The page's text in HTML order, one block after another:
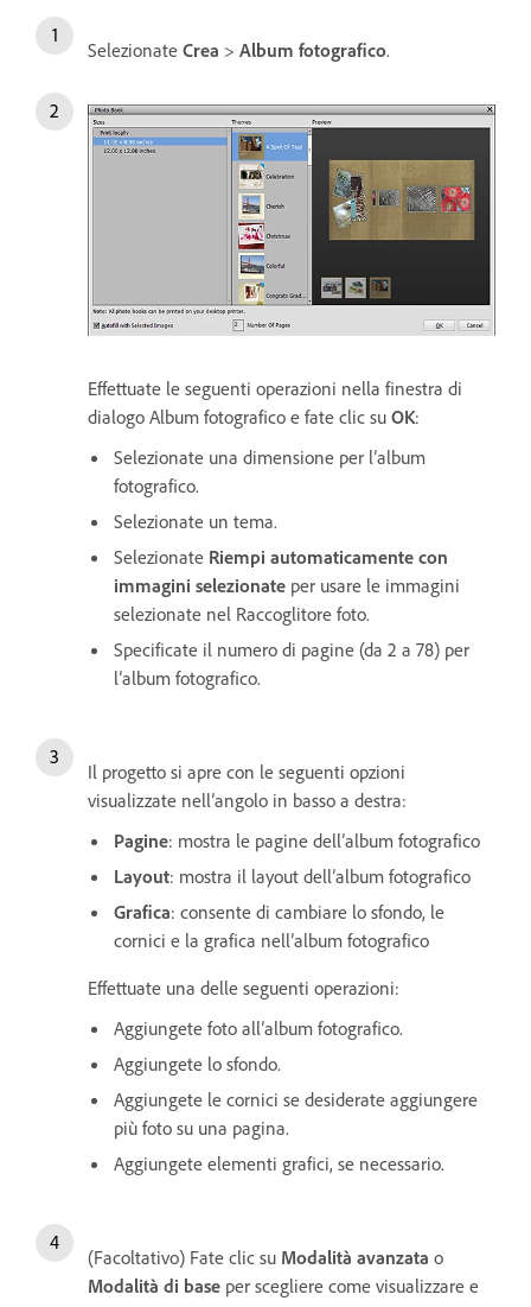
Selezionate Crea > Album fotografico.
Effettuate le seguenti operazioni nella finestra di
dialogo Album fotografico e fate clic su OK:
Selezionate una dimensione per l’album
fotografico.
Selezionate un tema.
Selezionate Riempi automaticamente con
immagini selezionate per usare le immagini
selezionate nel Raccoglitore foto.
Specificate il numero di pagine (da 2 a 78) per
l’album fotografico.
Il progetto si apre con le seguenti opzioni
visualizzate nell’angolo in basso a destra:
Pagine: mostra le pagine dell’album fotografico
Layout: mostra il layout dell’album fotografico
Grafica: consente di cambiare lo sfondo, le
cornici e la grafica nell’album fotografico
Effettuate una delle seguenti operazioni:
Aggiungete foto all’album fotografico.
Aggiungete lo sfondo.
Aggiungete le cornici se desiderate aggiungere
più foto su una pagina.
Aggiungete elementi grafici, se necessario.
(Facoltativo) Fate clic su Modalità avanzata o
Modalità di base per scegliere come visualizzare e